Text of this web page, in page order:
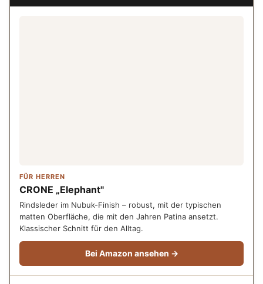
FÜR HERREN
CRONE „Elephant"
Rindsleder im Nubuk-Finish – robust, mit der typischen
matten Oberfläche, die mit den Jahren Patina ansetzt.
Klassischer Schnitt für den Alltag.
Bei Amazon ansehen →